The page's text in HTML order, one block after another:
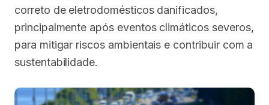
correto de eletrodomésticos danificados,
principalmente após eventos climáticos severos,
para mitigar riscos ambientais e contribuir com a
sustentabilidade.